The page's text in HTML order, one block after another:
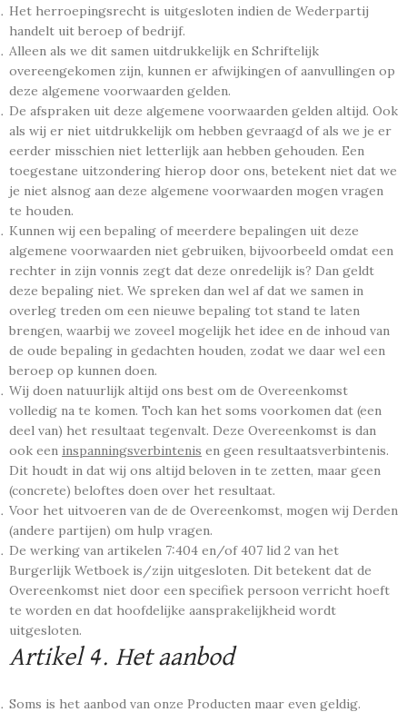
Het herroepingsrecht is uitgesloten indien de Wederpartij
handelt uit beroep of bedrijf.
Alleen als we dit samen uitdrukkelijk en Schriftelijk
overeengekomen zijn, kunnen er afwijkingen of aanvullingen op
deze algemene voorwaarden gelden.
De afspraken uit deze algemene voorwaarden gelden altijd. Ook
als wij er niet uitdrukkelijk om hebben gevraagd of als we je er
eerder misschien niet letterlijk aan hebben gehouden. Een
toegestane uitzondering hierop door ons, betekent niet dat we
je niet alsnog aan deze algemene voorwaarden mogen vragen
te houden.
Kunnen wij een bepaling of meerdere bepalingen uit deze
algemene voorwaarden niet gebruiken, bijvoorbeeld omdat een
rechter in zijn vonnis zegt dat deze onredelijk is? Dan geldt
deze bepaling niet. We spreken dan wel af dat we samen in
overleg treden om een nieuwe bepaling tot stand te laten
brengen, waarbij we zoveel mogelijk het idee en de inhoud van
de oude bepaling in gedachten houden, zodat we daar wel een
beroep op kunnen doen.
Wij doen natuurlijk altijd ons best om de Overeenkomst
volledig na te komen. Toch kan het soms voorkomen dat (een
deel van) het resultaat tegenvalt. Deze Overeenkomst is dan
ook een inspanningsverbintenis en geen resultaatsverbintenis.
Dit houdt in dat wij ons altijd beloven in te zetten, maar geen
(concrete) beloftes doen over het resultaat.
Voor het uitvoeren van de de Overeenkomst, mogen wij Derden
(andere partijen) om hulp vragen.
De werking van artikelen 7:404 en/of 407 lid 2 van het
Burgerlijk Wetboek is/zijn uitgesloten. Dit betekent dat de
Overeenkomst niet door een specifiek persoon verricht hoeft
te worden en dat hoofdelijke aansprakelijkheid wordt
uitgesloten.
Artikel 4. Het aanbod
Soms is het aanbod van onze Producten maar even geldig.